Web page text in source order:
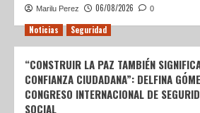
Marilu Perez 06/08/2026 0
Noticias Seguridad
“CONSTRUIR LA PAZ TAMBIÉN
CONFIANZA CIUDADANA”: DELFINA
CONGRESO INTERNACIONAL DE
SOCIAL